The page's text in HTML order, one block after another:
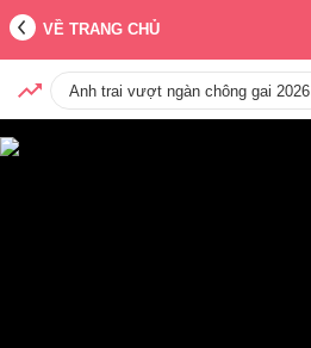
VỀ TRANG CHỦ
Anh trai vượt ngàn chông gai 2026